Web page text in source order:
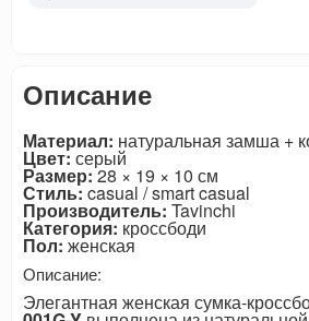
Описание
Материал: натуральная замша +
Цвет: серый
Размер:28 × 19 × 10 см
Стиль: casual / smart casual
Производитель: Tavinchi
Категория: кроссбоди
Пол: женская
Описание:
Элегантная женская сумка-